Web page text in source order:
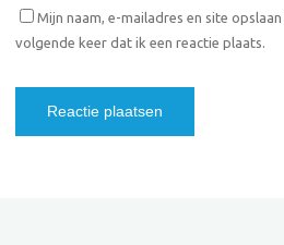
Mijn naam, e-mailadres en site
volgende keer dat ik een reactie plaats.